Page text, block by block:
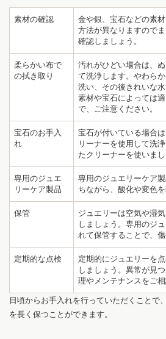
素材の確認
金や銀、宝石などの素
方法が異なりますので
確認しましょう。
柔らかい布で
の拭き取り
汚れがひどい場合は、
て洗浄します。やわら
洗い、その後きれいな
素材や宝石によっては
で、ご注意ください。
宝石のお手入
れ
宝石が付いている場合
リーナーを使用して洗
たクリーナーを使いまし
専用のジュエ
リーケア製品
専用のジュエリーケア
ちながら、酸化や変色を
保管
ジュエリーは空気や湿
しましょう。専用のジ
れて保管することで、傷
定期的な点検
定期的にジュエリーを
しましょう。異常が見
理やメンテナンスをご相
日頃からお手入れを行っていただくことで
を長く保つことができます。
1 5